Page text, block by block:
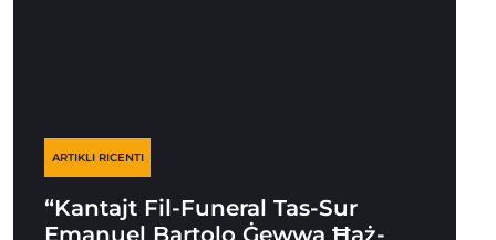
ARTIKLI RICENTI
“Kantajt Fil-Funeral Tas-Sur
Emanuel Bartolo Ġewwa Ħaż-